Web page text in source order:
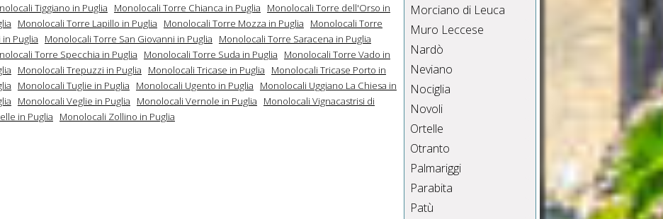
Tiggiano in Puglia
Monolocali Torre Chianca in Puglia
Monolocali Torre dell'Orso in
Monolocali Torre Lapillo in Puglia Monolocali Torre Mozza in Puglia
Monolocali Torre
in Puglia
Monolocali Torre San Giovanni in Puglia
Monolocali Torre Saracena in Puglia
Torre Specchia in Puglia
Monolocali Torre Suda in Puglia
Monolocali Torre Vado in
Monolocali Trepuzzi in Puglia Monolocali Tricase in Puglia
Monolocali Tricase Porto in
Monolocali Tuglie in Puglia Monolocali Ugento in Puglia
Monolocali Uggiano La Chiesa in
Monolocali Veglie in Puglia Monolocali Vernole in Puglia
Monolocali Vignacastrisi di
in Puglia
Monolocali Zollino in Puglia
Morciano di Leuca
Muro Leccese
Nardò
Neviano
Nociglia
Novoli
Ortelle
Otranto
Palmariggi
Parabita
Patù